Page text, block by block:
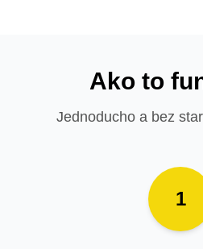
Ako to
Jednoducho a bez
1